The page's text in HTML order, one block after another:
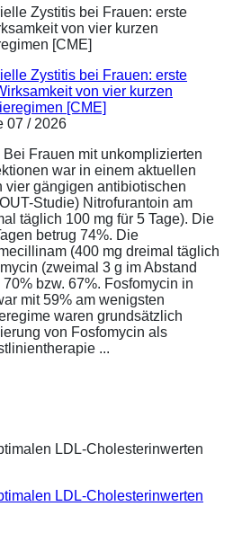
Zystitis bei Frauen: erste
von vier kurzen
[CME]
07 / 2026
Bei Frauen mit unkomplizierten
war in einem aktuellen
vier gängigen antibiotischen
Studie) Nitrofurantoin am
täglich 100 mg für 5 Tage). Die
betrug 74%. Die
(400 mg dreimal täglich
(zweimal 3 g im Abstand
bzw. 67%. Fosfomycin in
mit 59% am wenigsten
waren grundsätzlich
von Fosfomycin als
...
LDL-Cholesterinwerten